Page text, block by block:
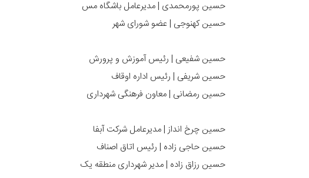
حسین پورمحمدی | مدیرعامل باشگاه مس
حسین کهنوجی | عضو شورای شهر
حسین شفیعی | رئیس آموزش و پرورش
حسین شریفی | رئیس اداره اوقاف
حسین رمضانی | معاون فرهنگی شهرداری
حسین چرخ انداز | مدیرعامل شرکت آبفا
حسین حاجی زاده | رئیس اتاق اصناف
حسین رزاق زاده | مدیر شهرداری منطقه یک